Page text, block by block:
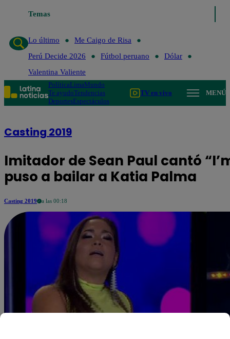
Temas
Lo último
Me Caigo de Risa
Perú Decide 2026
Fútbol peruano
Dólar
Valentina Valiente
PolíticaLimaMundo
Te ayudoTendencias
DeportesEspectáculos
TV en vivo MENÚ
Casting 2019
Imitador de Sean Paul cantó
puso a bailar a Katia Palma
Casting 2019 a las 00:18